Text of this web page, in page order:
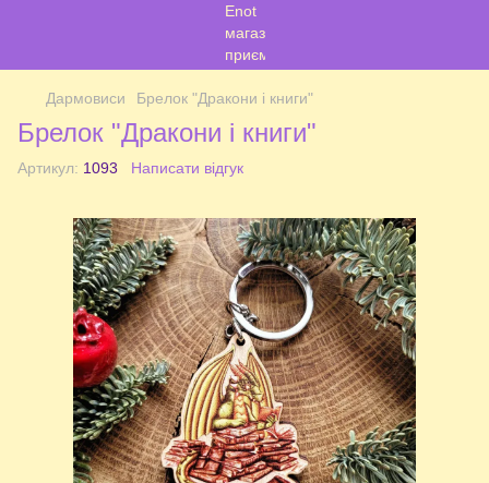
Дармовиси Брелок "Дракони і книги"
Брелок "Дракони і книги"
Артикул: 1093 Написати відгук